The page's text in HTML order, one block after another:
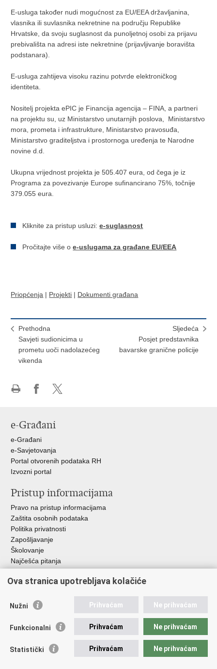
E-usluga također nudi mogućnost za EU/EEA državljanina,
vlasnika ili suvlasnika nekretnine na području Republike
Hrvatske, da svoju suglasnost da punoljetnoj osobi za prijavu
prebivališta na adresi iste nekretnine (prijavljivanje boravišta
podstanara).
E-usluga zahtijeva visoku razinu potvrde elektroničkog
identiteta.
Nositelj projekta ePIC je Financija agencija – FINA, a partneri
na projektu su, uz Ministarstvo unutarnjih poslova, Ministarstvo
mora, prometa i infrastrukture, Ministarstvo pravosuđa,
Ministarstvo graditeljstva i prostornoga uređenja te Narodne
novine d.d.
Ukupna vrijednost projekta je 505.407 eura, od čega je iz
Programa za povezivanje Europe sufinancirano 75%, točnije
379.055 eura.
Kliknite za pristup usluzi:e-suglasnost
Pročitajte više oe-uslugama za građane EU/EEA
Priopćenja | Projekti | Dokumenti građana
Prethodna
Savjeti sudionicima u
prometu uoči nadolazećeg
vikenda
Sljedeća
Posjet predstavnika
bavarske granične policije
Facebooku
X-
e-Građani
e-Građani
e-Savjetovanja
Portal otvorenih podataka RH
Izvozni portal
Pristup informacijama
Pravo na pristup informacijama
Zaštita osobnih podataka
Politika privatnosti
Zapošljavanje
Školovanje
Najčešća pitanja
Važne poveznice
EMN Nacionalna kontaktna točka za Republiku Hrvatsku
Policijska akademija
Zaklada policijske solidarnosti
Ova stranica upotrebljava kolačiće
Nužni Prihvaćam Ne prihvaćam
Funkcionalni Prihvaćam Ne prihvaćam
Statistički Prihvaćam Ne prihvaćam